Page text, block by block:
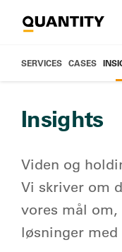
SERVICES CASES
Insights
Viden og
Vi skriver om
vores mål
løsninger